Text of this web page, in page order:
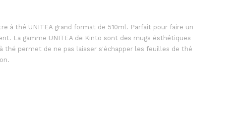
à thé UNITEA grand format de 510ml. Parfait pour faire un
La gamme UNITEA de Kinto sont des mugs ésthétiques
thé permet de ne pas laisser s'échapper les feuilles de thé